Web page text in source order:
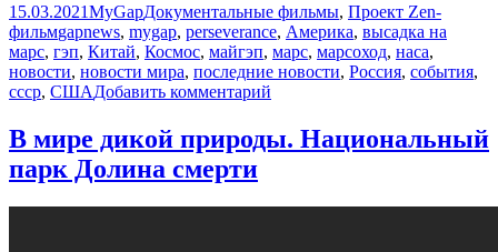
Опубликовано
15.03.2021Автор
MyGapРубрики
Документальные фильмы, Проект Zen-
фильмМетки
gapnews, mygap, perseverance, Америка, высадка на
марс, гэп, Китай, Космос, майгэп, марс, марсоход, наса,
новости, новости мира, последние новости, Россия, события,
ссср, СШАДобавить комментарий
[GapNews]
Битва
планету:
В мире дикой природы. Национальный
парк Долина смерти